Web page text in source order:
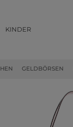
GELDBÖRSEN
KINDER